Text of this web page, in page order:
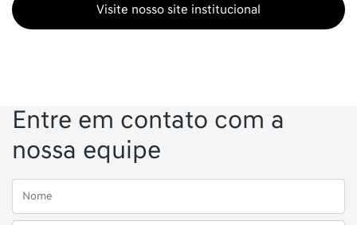
Visite nosso site institucional
Entre em contato com a
nossa equipe